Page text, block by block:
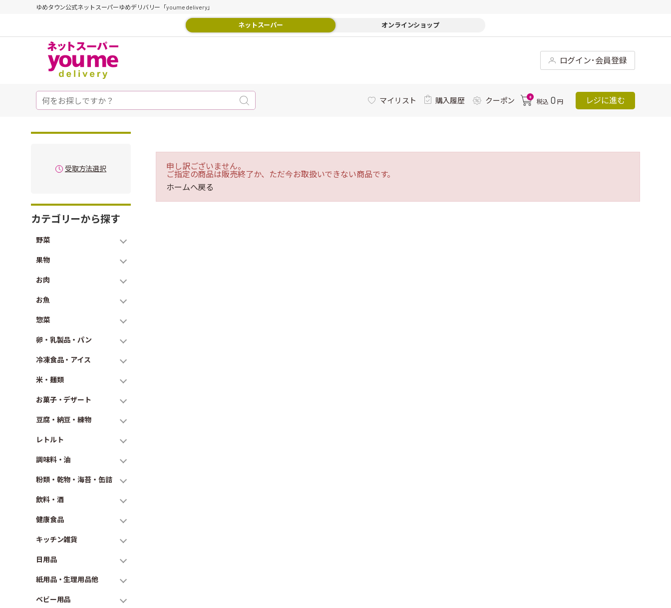
ゆめタウン公式ネットスーパーゆめデリバリー「youme delivery」
ネットスーパー オンラインショップ
ログイン･会員登録
マイリスト 購入履歴 クーポン 0
税込 0 円 レジに進む
受取方法選択
カテゴリーから探す
野菜
果物
お肉
お魚
惣菜
卵・乳製品・パン
冷凍食品・アイス
米・麺類
お菓子・デザート
豆腐・納豆・練物
レトルト
調味料・油
粉類・乾物・海苔・缶詰
飲料・酒
健康食品
キッチン雑貨
日用品
紙用品・生理用品他
ベビー用品
申し訳ございません。
ご指定の商品は販売終了か、ただ今お取扱いできない商品です。
ホームへ戻る